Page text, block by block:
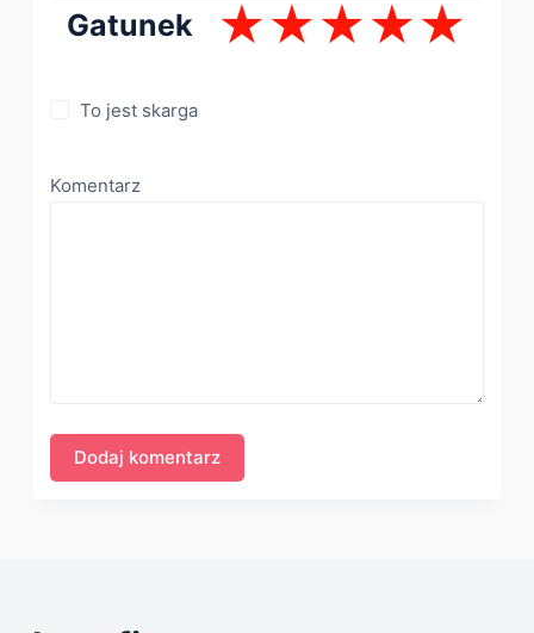
Gatunek
To jest skarga
Komentarz